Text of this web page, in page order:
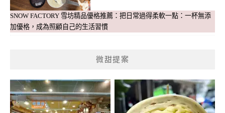
SNOW FACTORY 雪坊精品優格推薦：把日常過得柔軟一點：一杯無添
加優格，成為照顧自己的生活習慣
微甜提案